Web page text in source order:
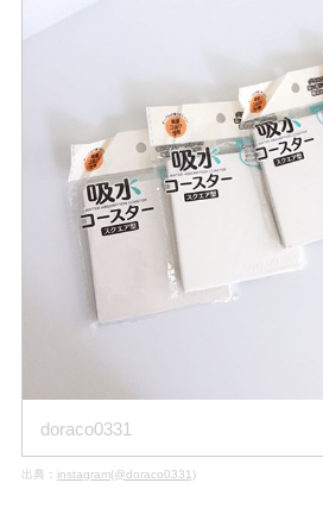
doraco0331
出典： instagram(@doraco0331)